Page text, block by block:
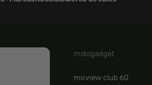
motogadget
motogadget
mo.view club 60